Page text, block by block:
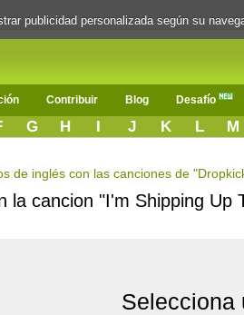
Contribuir Blog Desafío
G H I J K L M
de inglés con las canciones de
la cancion "I'm Shipping Up
Selecciona
publicidad personalizada según su